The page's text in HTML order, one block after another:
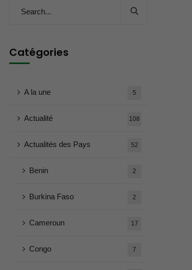
Catégories
A la une 5
Actualité 108
Actualités des Pays 52
Benin 2
Burkina Faso 2
Cameroun 17
Congo 7